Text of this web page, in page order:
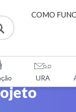
COMO
URA